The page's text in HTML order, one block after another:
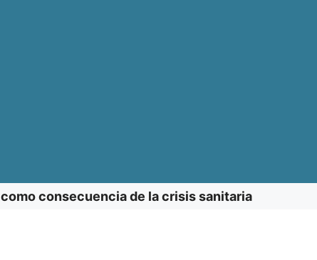
consecuencia de la crisis sanitaria